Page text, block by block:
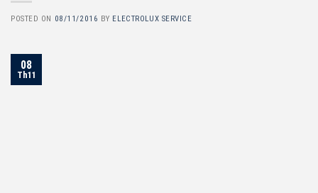
POSTED ON 08/11/2016 BY ELECTROLUX SERVICE
08
Th11